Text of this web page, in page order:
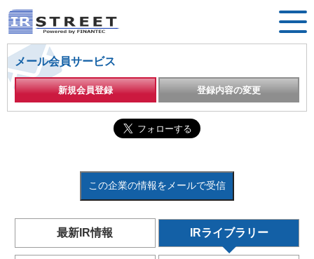
メール会員サービス
新規会員登録 登録内容の変更
この企業の情報をメールで受信
最新IR情報 IRライブラリー